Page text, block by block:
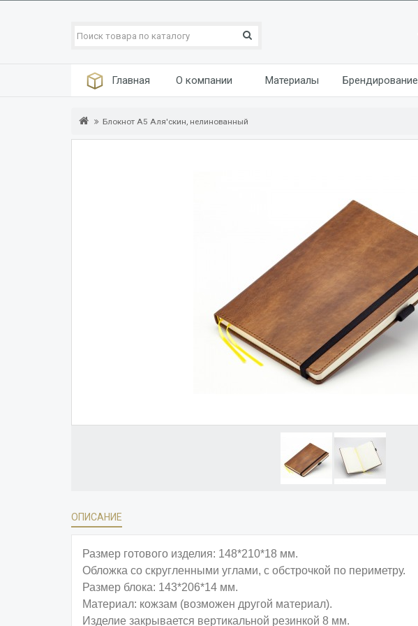
Главная О компании Материалы Брендирование
Блокнот А5 Аля'скин, нелинованный
ОПИСАНИЕ
Размер готового изделия: 148*210*18 мм.
Обложка со скругленными углами, с обстрочкой по периметру.
Размер блока: 143*206*14 мм.
Материал: кожзам (возможен другой материал).
Изделие закрывается вертикальной резинкой 8 мм.